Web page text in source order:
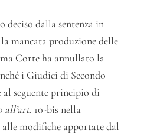
deciso dalla sentenza in
mancata produzione delle
Corte ha annullato la
i Giudici di Secondo
al seguente principio di
all’art. 10-bis nella
modifiche apportate dal